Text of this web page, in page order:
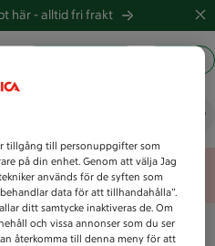
här -alltid fri frakt
error
tillgång till personuppgifter som
på din enhet. Genom att välja Jag
används för de syften som
data för att tillhandahålla”.
ditt samtycke inaktiveras de. Om
och vissa annonser som du ser
återkomma till denna meny för att